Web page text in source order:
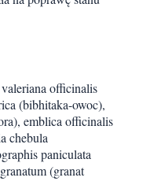
officinalis
(bibhitaka-owoc),
emblica officinalis
chebula
paniculata
(granat